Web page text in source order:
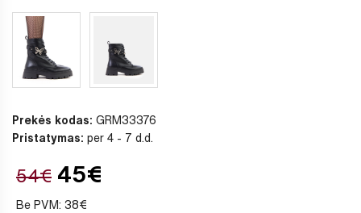
Prekės kodas: GRM33376
Pristatymas: per 4 - 7 d.d.
54€ 45€
Be PVM: 38€